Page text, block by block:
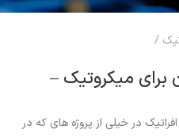
میکروتیک –
در خیلی از پروژه های که در